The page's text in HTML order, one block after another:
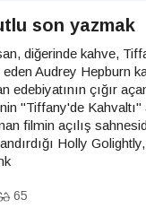
son yazmak
diğerinde kahve,
eden Audrey Hepburn
edebiyatının çığır
"Tiffany'de Kahvaltı"
filmin açılış
Holly
65